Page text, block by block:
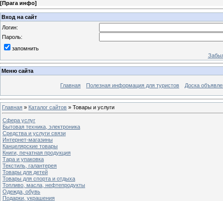
[Прага инфо]
Вход на сайт
Логин:
Пароль:
запомнить
Меню сайта
Главная Полезная информация для туристов Доска
Главная » Каталог сайтов » Товары и услуги
Cфера услуг
Бытовая техника, электроника
Средства и услуги связи
Интернет-магазины
Канцелярские товары
Книги, печатная продукция
Тара и упаковка
Текстиль, галантерея
Товары для детей
Товары для спорта и отдыха
Топливо, масла, нефтепродукты
Одежда, обувь
Подарки, украшения